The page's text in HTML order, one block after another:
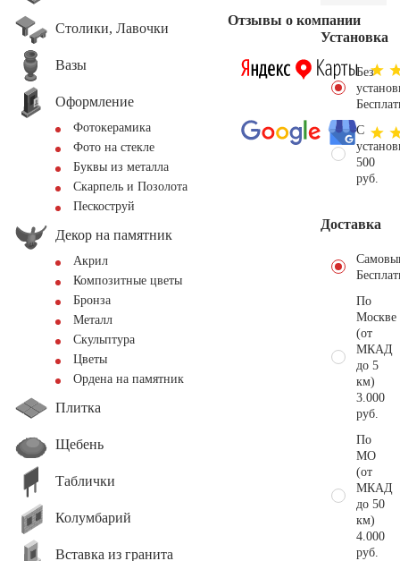
Столики, Лавочки
Вазы
Оформление
Фотокерамика
Фото на стекле
Буквы из металла
Скарпель и Позолота
Пескоструй
Декор на памятник
Акрил
Композитные цветы
Бронза
Металл
Скульптура
Цветы
Ордена на памятник
Плитка
Щебень
Таблички
Колумбарий
Вставка из гранита
Отзывы о компании
Установка
Без
С
500
руб.
Доставка
По
Москве
(от
МКАД
до 5
км)
3.000
руб.
По
МО
(от
МКАД
до 50
км)
4.000
руб.